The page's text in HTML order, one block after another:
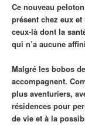
Ce nouveau
présent chez eux
ceux-là dont la
qui n’a aucune
Malgré les bobos
accompagnent.
plus aventuriers,
résidences pour
de vie et à la